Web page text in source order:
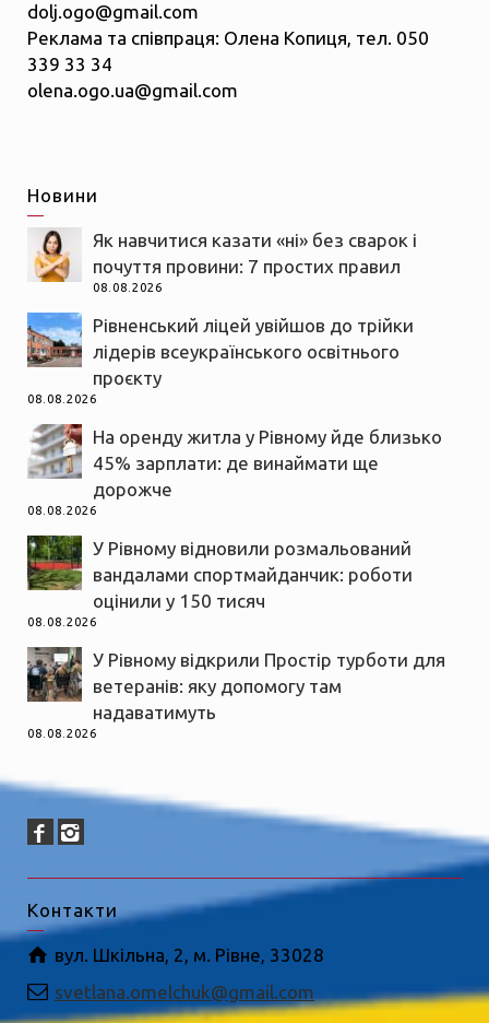
dolj.ogo@gmail.com
Реклама та співпраця: Олена Копиця, тел. 050
339 33 34
olena.ogo.ua@gmail.com
Новини
Як навчитися казати «ні» без сварок і
почуття провини: 7 простих правил
08.08.2026
Рівненський ліцей увійшов до трійки
лідерів всеукраїнського освітнього
проєкту
08.08.2026
На оренду житла у Рівному йде близько
45% зарплати: де винаймати ще
дорожче
08.08.2026
У Рівному відновили розмальований
вандалами спортмайданчик: роботи
оцінили у 150 тисяч
08.08.2026
У Рівному відкрили Простір турботи для
ветеранів: яку допомогу там
надаватимуть
08.08.2026
Контакти
вул. Шкільна, 2, м. Рівне, 33028
svetlana.omelchuk@gmail.com